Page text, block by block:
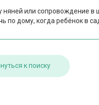
няней или сопровождение в
по дому, когда ребёнок в
к поиску